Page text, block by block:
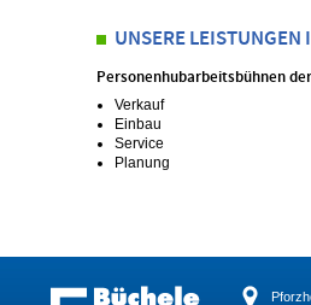
UNSERE LEISTUNGEN
Personenhubarbeitsbühnen
Verkauf
Einbau
Service
Planung